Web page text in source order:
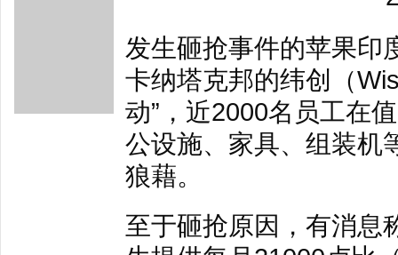
发生砸抢事件的苹果印
卡纳塔克邦的纬创（
动”，近2000名员工在
公设施、家具、组装机
狼藉。
至于砸抢原因，有消息